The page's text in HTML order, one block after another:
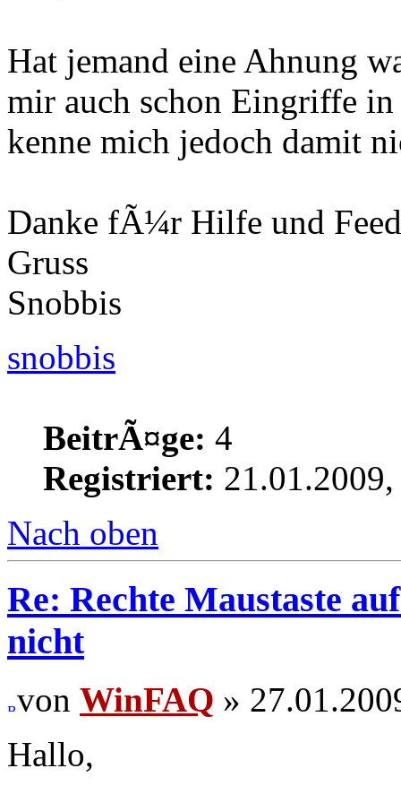
Hat jemand eine Ahnung
mir auch schon Eingriffe
kenne mich jedoch damit
Danke fÃ¼r Hilfe und
Gruss
Snobbis
snobbis
BeitrÃ¤ge: 4
Registriert:
Nach oben
Re: Rechte Maustaste
nicht
von WinFAQ »
Hallo,